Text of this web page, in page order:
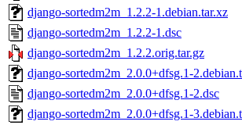
django-sortedm2m_1.2.2-1.debian.tar.xz
django-sortedm2m_1.2.2-1.dsc
django-sortedm2m_1.2.2.orig.tar.gz
django-sortedm2m_2.0.0+dfsg.1-
django-sortedm2m_2.0.0+dfsg.1-2.dsc
django-sortedm2m_2.0.0+dfsg.1-